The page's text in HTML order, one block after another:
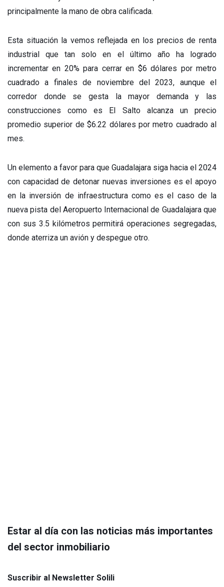
principalmente la mano de obra calificada.
Esta situación la vemos reflejada en los precios de renta
industrial que tan solo en el último año ha logrado
incrementar en 20% para cerrar en $6 dólares por metro
cuadrado a finales de noviembre del 2023, aunque el
corredor donde se gesta la mayor demanda y las
construcciones como es El Salto alcanza un precio
promedio superior de $6.22 dólares por metro cuadrado al
mes.
Un elemento a favor para que Guadalajara siga hacia el 2024
con capacidad de detonar nuevas inversiones es el apoyo
en la inversión de infraestructura como es el caso de la
nueva pista del Aeropuerto Internacional de Guadalajara que
con sus 3.5 kilómetros permitirá operaciones segregadas,
donde aterriza un avión y despegue otro.
Estar al día con las noticias más importantes
del sector inmobiliario
Suscribir al Newsletter Solili